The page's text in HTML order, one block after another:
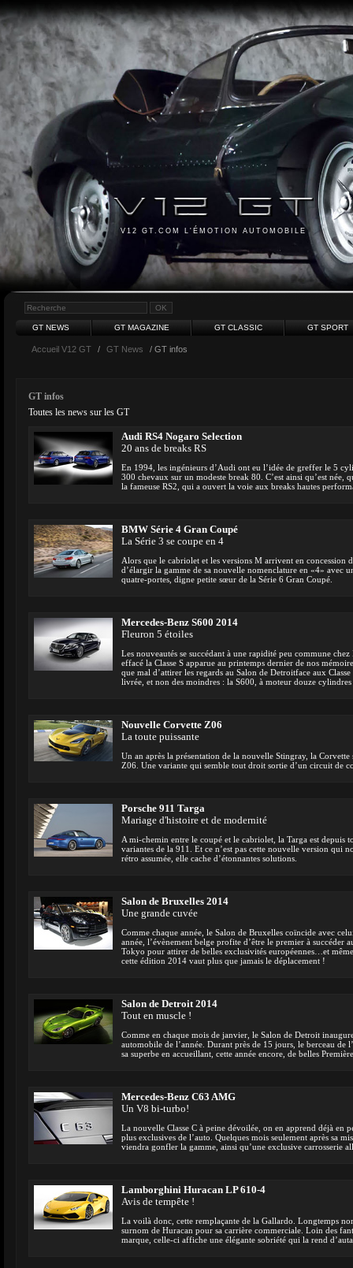
V12 GT.COM L'ÉMOTION AUTOMOBILE
GT NEWS GT MAGAZINE GT CLASSIC GT SPORT
Accueil V12 GT / GT News / GT infos
GT infos
Toutes les news sur les GT
Audi RS4 Nogaro Selection
20 ans de breaks RS
En 1994, les ingénieurs d’Audi ont eu l’idée de greffer le 5
300 chevaux sur un modeste break 80. C’est ainsi qu’est née,
la fameuse RS2, qui a ouvert la voie aux breaks hautes
BMW Série 4 Gran Coupé
La Série 3 se coupe en 4
Alors que le cabriolet et les versions M arrivent en concession
d’élargir la gamme de sa nouvelle nomenclature en «4» avec
quatre-portes, digne petite sœur de la Série 6 Gran Coupé.
Mercedes-Benz S600 2014
Fleuron 5 étoiles
Les nouveautés se succédant à une rapidité peu commune
effacé la Classe S apparue au printemps dernier de nos
que mal d’attirer les regards au Salon de Detroitface aux
livrée, et non des moindres : la S600, à moteur douze
Nouvelle Corvette Z06
La toute puissante
Un an après la présentation de la nouvelle Stingray, la Corvette
Z06. Une variante qui semble tout droit sortie d’un circuit de
Porsche 911 Targa
Mariage d'histoire et de modernité
A mi-chemin entre le coupé et le cabriolet, la Targa est depuis
variantes de la 911. Et ce n’est pas cette nouvelle version qui
rétro assumée, elle cache d’étonnantes solutions.
Salon de Bruxelles 2014
Une grande cuvée
Comme chaque année, le Salon de Bruxelles coïncide avec
année, l’évènement belge profite d’être le premier à succéder
Tokyo pour attirer de belles exclusivités européennes…et
cette édition 2014 vaut plus que jamais le déplacement !
Salon de Detroit 2014
Tout en muscle !
Comme en chaque mois de janvier, le Salon de Detroit
automobile de l’année. Durant près de 15 jours, le berceau de
sa superbe en accueillant, cette année encore, de belles
Mercedes-Benz C63 AMG
Un V8 bi-turbo!
La nouvelle Classe C à peine dévoilée, on en apprend déjà en
plus exclusives de l’auto. Quelques mois seulement après sa
viendra gonfler la gamme, ainsi qu’une exclusive carrosserie
Lamborghini Huracan LP 610-4
Avis de tempête !
La voilà donc, cette remplaçante de la Gallardo. Longtemps
surnom de Huracan pour sa carrière commerciale. Loin des
marque, celle-ci affiche une élégante sobriété qui la rend